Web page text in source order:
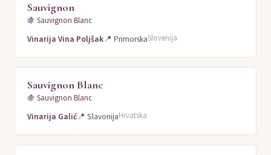
Sauvignon
🍇 Sauvignon Blanc
Vinarija Vina Poljšak📍 PrimorskaSlovenija
Sauvignon Blanc
🍇 Sauvignon Blanc
Vinarija Galić📍 SlavonijaHrvatska